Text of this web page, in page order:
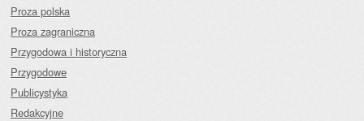
Proza polska
Proza zagraniczna
Przygodowa i historyczna
Przygodowe
Publicystyka
Redakcyjne